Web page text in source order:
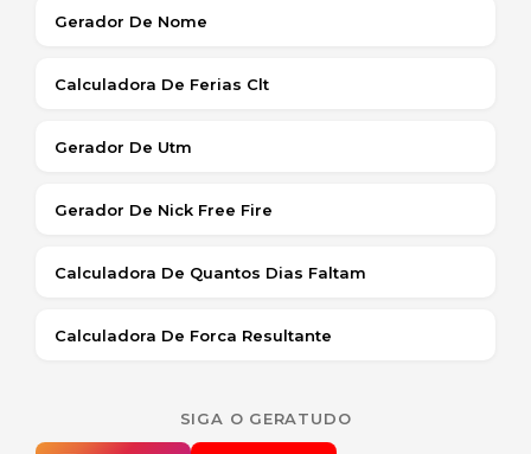
Gerador De Nome
Calculadora De Ferias Clt
Gerador De Utm
Gerador De Nick Free Fire
Calculadora De Quantos Dias Faltam
Calculadora De Forca Resultante
SIGA O GERATUDO